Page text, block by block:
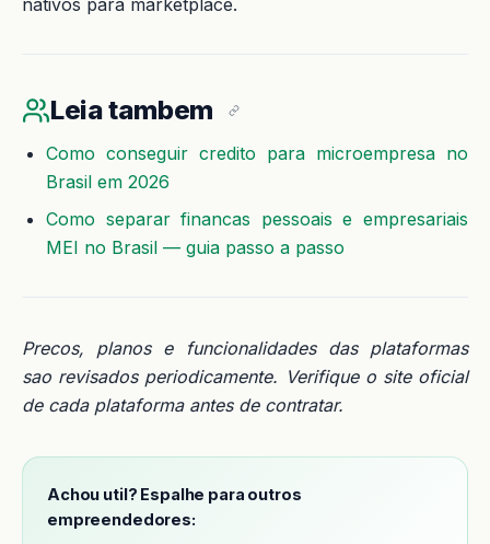
Leia tambem
Como conseguir credito para microempresa no
Brasil em 2026
Como separar financas pessoais e empresariais
MEI no Brasil — guia passo a passo
Precos, planos e funcionalidades das plataformas
sao revisados periodicamente. Verifique o site oficial
de cada plataforma antes de contratar.
Achou util? Espalhe para outros
empreendedores: